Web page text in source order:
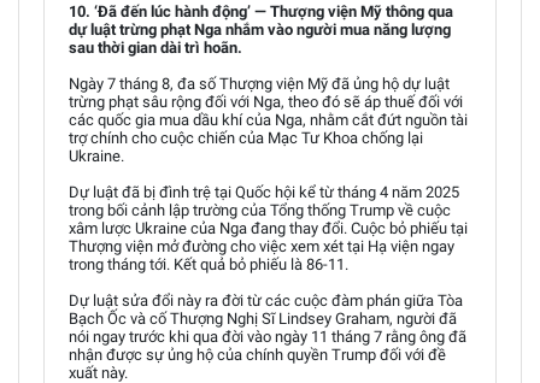
10. ‘Đã đến lúc hành động’ — Thượng viện Mỹ thông qua
dự luật trừng phạt Nga nhắm vào người mua năng lượng
sau thời gian dài trì hoãn.
Ngày 7 tháng 8, đa số Thượng viện Mỹ đã ủng hộ dự luật
trừng phạt sâu rộng đối với Nga, theo đó sẽ áp thuế đối với
các quốc gia mua dầu khí của Nga, nhằm cắt đứt nguồn tài
trợ chính cho cuộc chiến của Mạc Tư Khoa chống lại
Ukraine.
Dự luật đã bị đình trệ tại Quốc hội kể từ tháng 4 năm 2025
trong bối cảnh lập trường của Tổng thống Trump về cuộc
xâm lược Ukraine của Nga đang thay đổi. Cuộc bỏ phiếu tại
Thượng viện mở đường cho việc xem xét tại Hạ viện ngay
trong tháng tới. Kết quả bỏ phiếu là 86-11.
Dự luật sửa đổi này ra đời từ các cuộc đàm phán giữa Tòa
Bạch Ốc và cố Thượng Nghị Sĩ Lindsey Graham, người đã
nói ngay trước khi qua đời vào ngày 11 tháng 7 rằng ông đã
nhận được sự ủng hộ của chính quyền Trump đối với đề
xuất này.